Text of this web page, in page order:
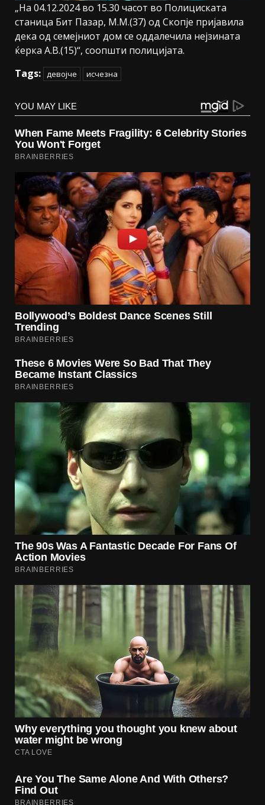
„На 04.12.2024 во 15.30 часот во Полициската
станица Бит Пазар, М.М.(37) од Скопје пријавила
дека од семејниот дом се оддалечила нејзината
ќерка А.В.(15)“, соопшти полицијата.
Tags:
девојче исчезна